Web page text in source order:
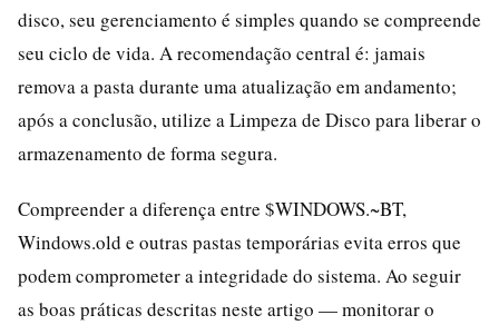
disco, seu gerenciamento é simples quando se compreende
seu ciclo de vida. A recomendação central é: jamais
remova a pasta durante uma atualização em andamento;
após a conclusão, utilize a Limpeza de Disco para liberar o
armazenamento de forma segura.
Compreender a diferença entre $WINDOWS.~BT,
Windows.old e outras pastas temporárias evita erros que
podem comprometer a integridade do sistema. Ao seguir
as boas práticas descritas neste artigo — monitorar o